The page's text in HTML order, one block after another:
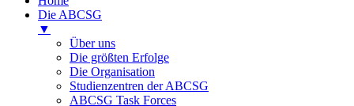
Die ABCSG
▼
Über uns
Die größten Erfolge
Die Organisation
Studienzentren der ABCSG
ABCSG Task Forces